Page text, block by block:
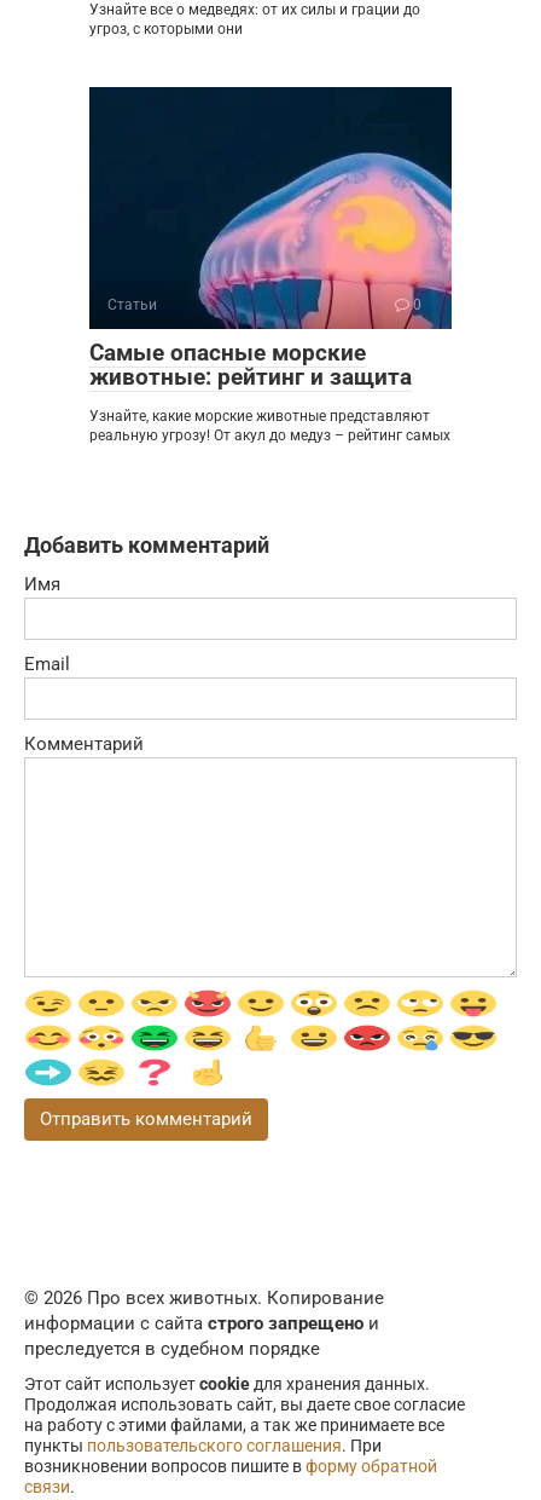
Узнайте все о медведях: от их силы и грации до
угроз, с которыми они
Статьи 0
Самые опасные морские
животные: рейтинг и защита
Узнайте, какие морские животные представляют
реальную угрозу! От акул до медуз – рейтинг самых
Добавить комментарий
Имя
Email
Комментарий
© 2026 Про всех животных. Копирование
информации с сайта строго запрещено и
преследуется в судебном порядке
Этот сайт используетcookie для хранения данных.
Продолжая использовать сайт, вы даете свое согласие
на работу с этими файлами, а так же принимаете все
пункты пользовательского соглашения. При
возникновении вопросов пишите вформу обратной
связи.